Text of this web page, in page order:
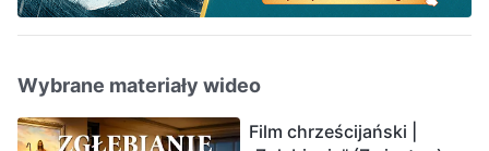
Wybrane materiały wideo
Film chrześcijański |